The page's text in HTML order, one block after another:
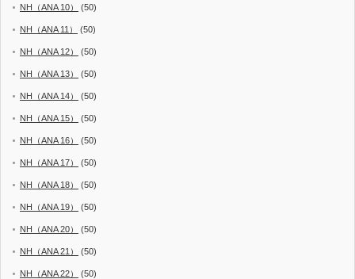
NH（ANA 10） (50)
NH（ANA 11） (50)
NH（ANA 12） (50)
NH（ANA 13） (50)
NH（ANA 14） (50)
NH（ANA 15） (50)
NH（ANA 16） (50)
NH（ANA 17） (50)
NH（ANA 18） (50)
NH（ANA 19） (50)
NH（ANA 20） (50)
NH（ANA 21） (50)
NH（ANA 22） (50)